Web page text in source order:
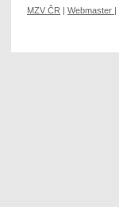
MZV ČR Webmaster